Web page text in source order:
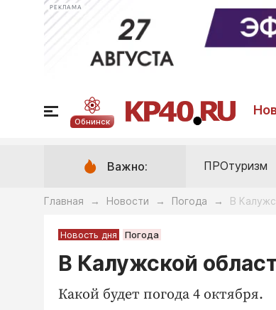
РЕКЛАМА
Обнинск
Важно: ПРОтуризм
Главная → Новости → Погода → В
Новость дня Погода
В Калужской
Какой будет погода 4 октября.